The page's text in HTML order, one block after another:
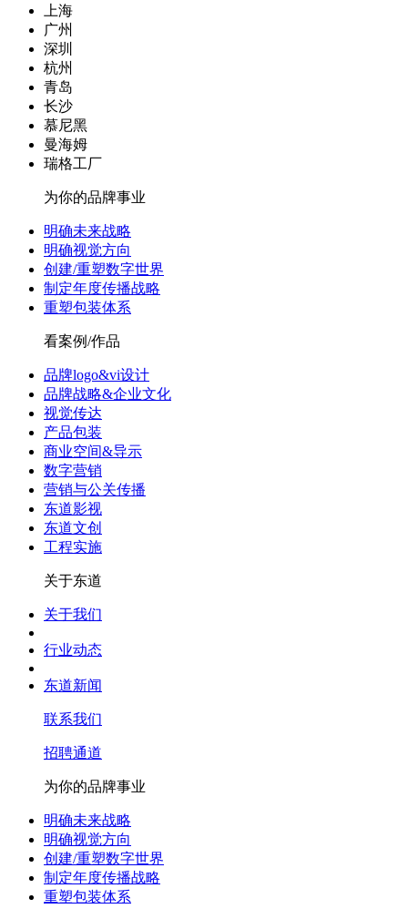
上海
广州
深圳
杭州
青岛
长沙
慕尼黑
曼海姆
瑞格工厂
为你的品牌事业
明确未来战略
明确视觉方向
创建/重塑数字世界
制定年度传播战略
重塑包装体系
看案例/作品
品牌logo&vi设计
品牌战略&企业文化
视觉传达
产品包装
商业空间&导示
数字营销
营销与公关传播
东道影视
东道文创
工程实施
关于东道
关于我们
行业动态
东道新闻
联系我们
招聘通道
为你的品牌事业
明确未来战略
明确视觉方向
创建/重塑数字世界
制定年度传播战略
重塑包装体系